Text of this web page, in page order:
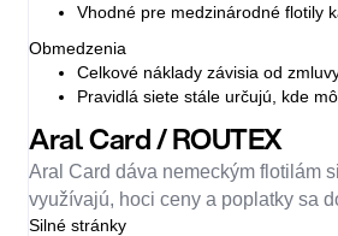
Vhodné pre medzinárodné flotily
Obmedzenia
Celkové náklady závisia od
Pravidlá siete stále určujú, kde
Aral Card / ROUTEX
Aral Card dáva nemeckým flotilám
využívajú, hoci ceny a poplatky sa
Silné stránky